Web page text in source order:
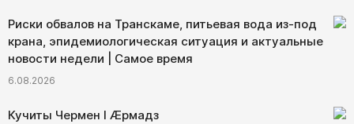
Риски обвалов на Транскаме, питьевая вода из-под
крана, эпидемиологическая ситуация и актуальные
новости недели | Самое время
6.08.2026
Кучиты Чермен I Æрмадз